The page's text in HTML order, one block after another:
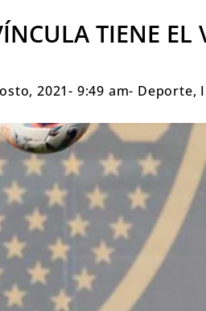
TIENE EL
2021- 9:49 am- Deporte,